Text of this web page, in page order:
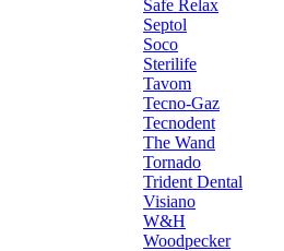
Safe Relax
Septol
Soco
Sterilife
Tavom
Tecno-Gaz
Tecnodent
The Wand
Tornado
Trident Dental
Visiano
W&H
Woodpecker